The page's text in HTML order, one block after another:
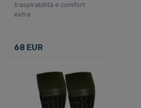
traspirabilità e comfort
extra
68 EUR